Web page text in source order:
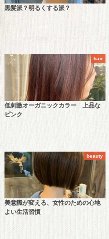
黒髪派？明るくする派？
hair
低刺激オーガニックカラー 上品な
ピンク
beauty
美意識が変える、女性のための心地
よい生活習慣